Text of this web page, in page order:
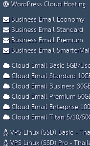
WordPress Cloud Hosting
Business Email Economy
Business Email Standard
Business Email Premium
Business Email
Cloud Email Basic 5GB/
Cloud Email Standard
Cloud Email Business
Cloud Email Premium
Cloud Email Enterprise
Cloud Email Titan 5/10/
VPS Linux (SSD) Basic -
VPS Linux (SSD) Pro -